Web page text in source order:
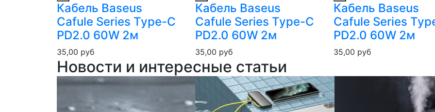
Кабель Baseus
Cafule Series Type-C
PD2.0 60W 2м
35,00 руб
Кабель Baseus
Cafule Series Type-C
PD2.0 60W 2м
35,00 руб
Кабель Baseus
Cafule Series
PD2.0 60W 2м
35,00 руб
Новости и интересные статьи